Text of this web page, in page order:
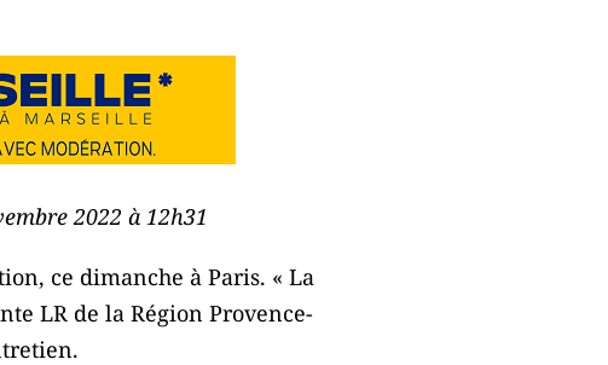
2022 à 12h31
ce dimanche à Paris. « La
LR de la Région Provence-